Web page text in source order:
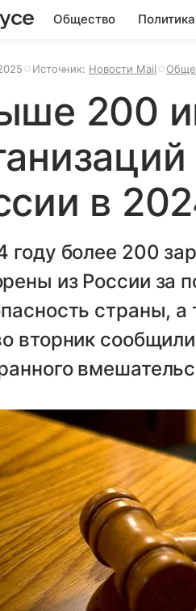
Общество Политика
Источник: Новости Mail
200
в
году более 200
из России за
страны,
вторник